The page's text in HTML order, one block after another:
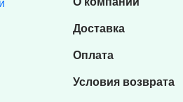
Доставка
Оплата
Условия возврата